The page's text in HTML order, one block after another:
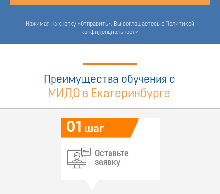
Нажимая на кнопку «Отправить», Вы соглашаетесь с Политикой
конфиденциальности
Преимущества обучения с
МИДО в Екатеринбурге
01
Оставьте
заявку
шаг